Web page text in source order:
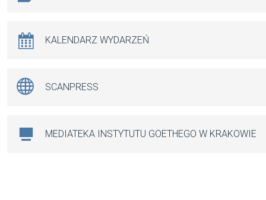
KALENDARZ WYDARZEŃ
SCANPRESS
MEDIATEKA INSTYTUTU GOETHEGO W KRAKOWIE